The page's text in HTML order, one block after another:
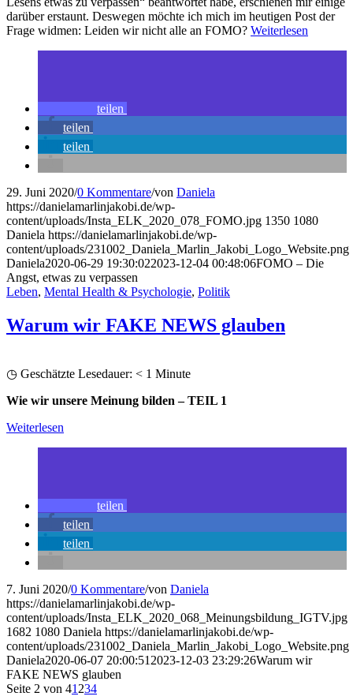
darüber erstaunt. Deswegen möchte ich mich im heutigen Post der
Frage widmen: Leiden wir nicht alle an FOMO? Weiterlesen
teilen
teilen
teilen
29. Juni 2020/0 Kommentare/von Daniela
https://danielamarlinjakobi.de/wp-
content/uploads/Insta_ELK_2020_078_FOMO.jpg 1350 1080
Daniela https://danielamarlinjakobi.de/wp-
content/uploads/231002_Daniela_Marlin_Jakobi_Logo_Website.png
Daniela2020-06-29 19:30:022023-12-04 00:48:06FOMO – Die
Angst, etwas zu verpassen
Leben, Mental Health & Psychologie, Politik
Warum wir FAKE NEWS glauben
◷ Geschätzte Lesedauer: < 1 Minute
Wie wir unsere Meinung bilden – TEIL 1
Weiterlesen
teilen
teilen
teilen
7. Juni 2020/0 Kommentare/von Daniela
https://danielamarlinjakobi.de/wp-
content/uploads/Insta_ELK_2020_068_Meinungsbildung_IGTV.jpg
1682 1080 Daniela https://danielamarlinjakobi.de/wp-
content/uploads/231002_Daniela_Marlin_Jakobi_Logo_Website.png
Daniela2020-06-07 20:00:51 2023-12-03 23:29:26Warum wir
FAKE NEWS glauben
Seite 2 von 41 234